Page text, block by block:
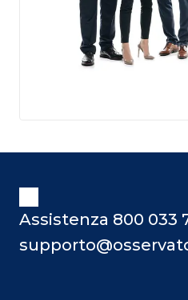
Assistenza 800 033